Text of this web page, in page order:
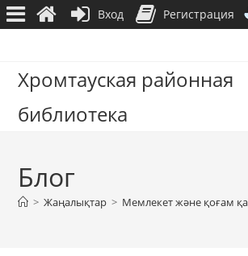
содержимому
Хромтауская районная
библиотека
Блог
> Жаңалықтар > Мемлекет және қоғам
Вход Регистрация